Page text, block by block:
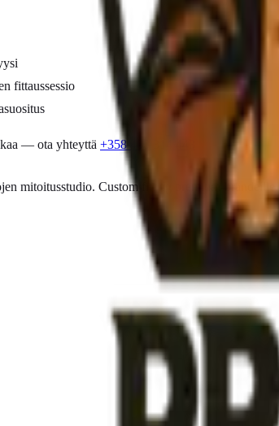
fittaussessio
— ota yhteyttä +358 400 314 443
mitoitusstudio. Custom fitting premium-brändeille.